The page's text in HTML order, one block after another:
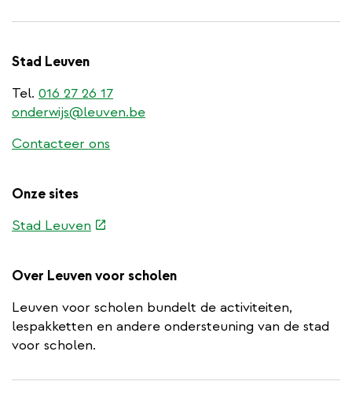
Stad Leuven
Tel. 016 27 26 17
onderwijs@leuven.be
Contacteer ons
Onze sites
Stad Leuven (externe
Over Leuven voor scholen
Leuven voor scholen bundelt de activiteiten,
lespakketten en andere ondersteuning van de stad
voor scholen.